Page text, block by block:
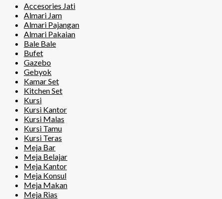
Accesories Jati
Almari Jam
Almari Pajangan
Almari Pakaian
Bale Bale
Bufet
Gazebo
Gebyok
Kamar Set
Kitchen Set
Kursi
Kursi Kantor
Kursi Malas
Kursi Tamu
Kursi Teras
Meja Bar
Meja Belajar
Meja Kantor
Meja Konsul
Meja Makan
Meja Rias